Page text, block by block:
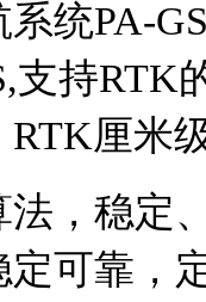
系统PA-
支持RTK
厘米
，稳定
定可靠，